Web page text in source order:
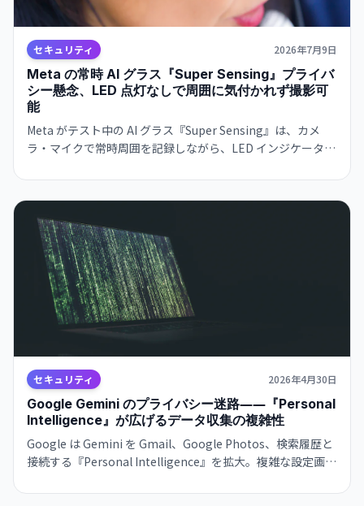
セキュリティ 2026年7月9日
Meta の常時 AI グラス『Super Sensing』プライバ
シー懸念、LED 点灯なしで周囲に気付かれず撮影可
能
Meta がテスト中の AI グラス『Super Sensing』は、カメ
ラ・マイクで常時周囲を記録しながら、LED インジケータが
Meta AI モデル訓練に利用する計画も明らかになり、プライ
バシー及び GDPR 対応への懸念が急速に高まっています。
セキュリティ 2026年4月30日
Google Gemini のプライバシー迷路――『Personal
Intelligence』が広げるデータ収集の複雑性
Google は Gemini を Gmail、Google Photos、検索履歴と
接続する『Personal Intelligence』を拡大。複雑な設定画面
っている。